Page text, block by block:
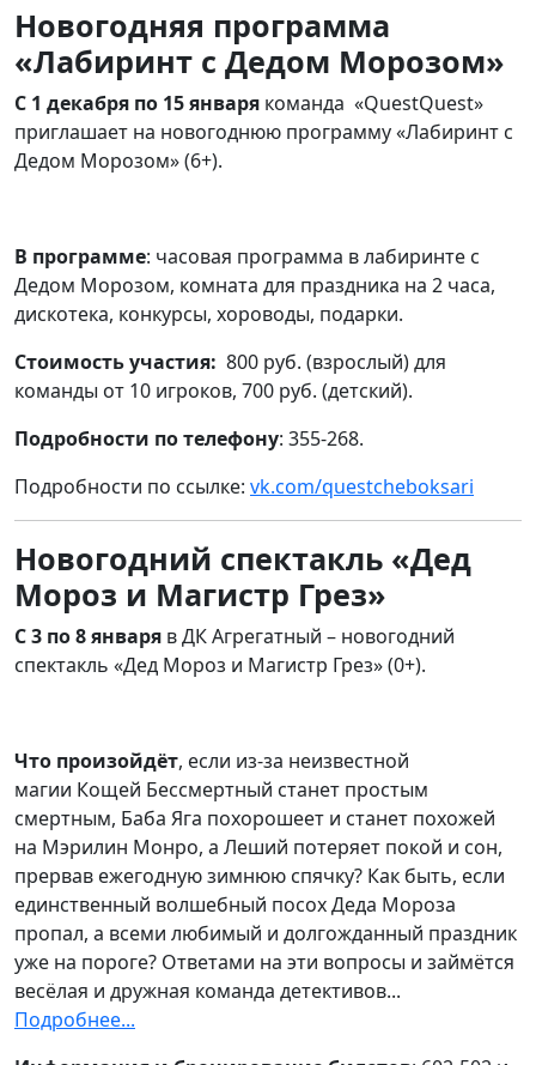
Новогодняя программа
«Лабиринт с Дедом Морозом»
С 1 декабря по 15 января команда «QuestQuest»
приглашает на новогоднюю программу «Лабиринт с
Дедом Морозом» (6+).
В программе: часовая программа в лабиринте с
Дедом Морозом, комната для праздника на 2 часа,
дискотека, конкурсы, хороводы, подарки.
Стоимость участия: 800 руб. (взрослый) для
команды от 10 игроков, 700 руб. (детский).
Подробности по телефону: 355-268.
Подробности по ссылке: vk.com/questcheboksari
Новогодний спектакль «Дед
Мороз и Магистр Грез»
С 3 по 8 января в ДК Агрегатный – новогодний
спектакль «Дед Мороз и Магистр Грез» (0+).
Что произойдёт, если из-за неизвестной
магии Кощей Бессмертный станет простым
смертным, Баба Яга похорошеет и станет похожей
на Мэрилин Монро, а Леший потеряет покой и сон,
прервав ежегодную зимнюю спячку? Как быть, если
единственный волшебный посох Деда Мороза
пропал, а всеми любимый и долгожданный праздник
уже на пороге? Ответами на эти вопросы и займётся
весёлая и дружная команда детективов...
Подробнее...